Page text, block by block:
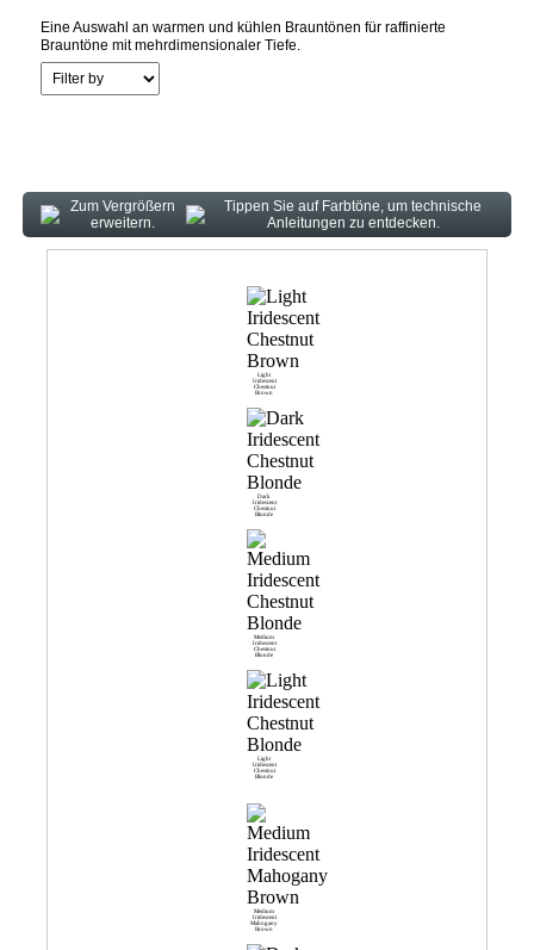
Eine Auswahl an warmen und kühlen Brauntönen für raffinierte
Brauntöne mit mehrdimensionaler Tiefe.
Zum Vergrößern
erweitern.
Tippen Sie auf Farbtöne, um technische
Anleitungen zu entdecken.
Light
Iridescent
Chestnut
Brown
Dark
Iridescent
Chestnut
Blonde
Medium
Iridescent
Chestnut
Blonde
Light
Iridescent
Chestnut
Blonde
Medium
Iridescent
Mahogany
Brown